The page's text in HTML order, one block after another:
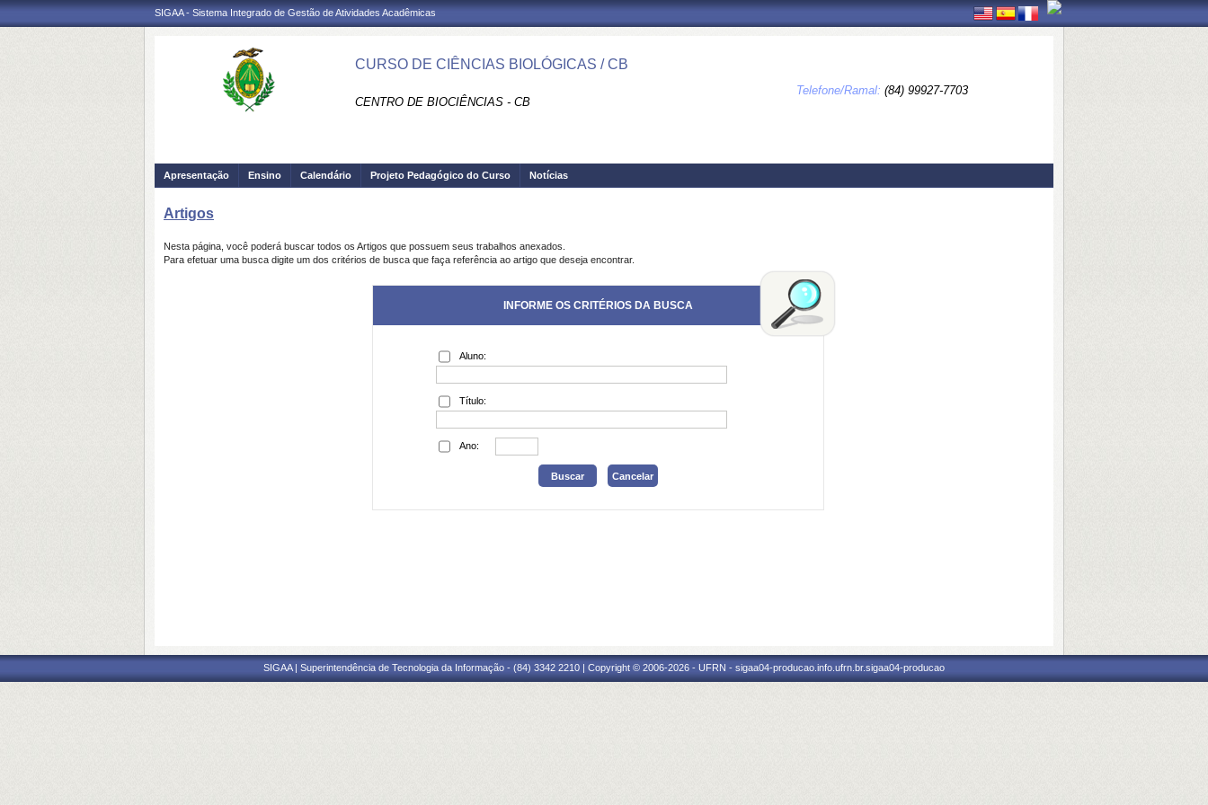
SIGAA - Sistema Integrado de Gestão de Atividades Acadêmicas
CURSO DE CIÊNCIAS BIOLÓGICAS / CB
CENTRO DE BIOCIÊNCIAS - CB
Telefone/Ramal: (84) 99927-7703
Apresentação Ensino Calendário Projeto Pedagógico do Curso Notícias
Artigos
Nesta página, você poderá buscar todos os Artigos que possuem seus trabalhos anexados.
Para efetuar uma busca digite um dos critérios de busca que faça referência ao artigo que deseja encontrar.
INFORME OS CRITÉRIOS DA BUSCA
Aluno:
Título:
Ano:
SIGAA | Superintendência de Tecnologia da Informação - (84) 3342 2210 | Copyright © 2006-2026 - UFRN - sigaa04-producao.info.ufrn.br.sigaa04-producao